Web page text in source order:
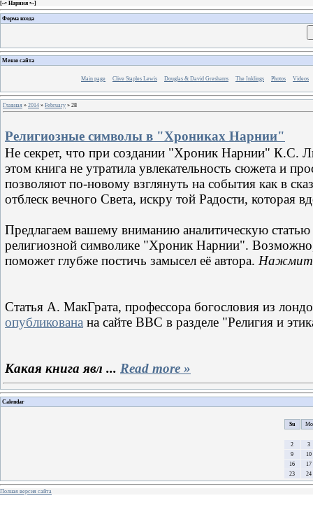
[~• Нарния •~]
Форма входа
Меню сайта
Main page Clive Staples Lewis Douglas & David Greshams The Inklings Photos Videos
Главная » 2014 » February » 28
Религиозные символы в "Хрониках Нарнии"
Не секрет, что при создании "Хроник Нарнии" К.С.
этом книга не утратила увлекательность сюжета и
позволяют по-новому взглянуть на события как в
отблеск вечного Света, искру той Радости, которая
Предлагаем вашему вниманию аналитическую
религиозной символике "Хроник Нарнии".
поможет глубже постичь замысел её автора.
Статья А. МакГрата, профессора богословия из
опубликована на сайте ВВС в разделе "Религия и
Какая книга явл ... Read more »
Calendar
Su Mo
2
3
9
10
16
17
23
24
Полная версия сайта